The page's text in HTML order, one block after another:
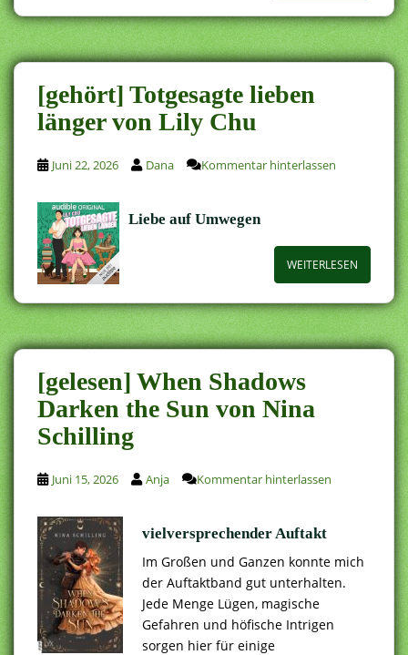
[gehört] Totgesagte lieben
länger von Lily Chu
Juni 22, 2026 Dana Kommentar hinterlassen
Liebe auf Umwegen
WEITERLESEN
[gelesen] When Shadows
Darken the Sun von Nina
Schilling
Juni 15, 2026 Anja Kommentar hinterlassen
vielversprechender Auftakt
Im Großen und Ganzen konnte mich
der Auftaktband gut unterhalten.
Jede Menge Lügen, magische
Gefahren und höfische Intrigen
sorgen hier für einige